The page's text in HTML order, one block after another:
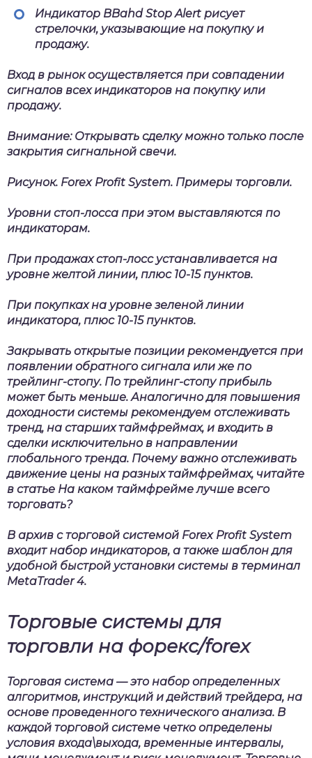
Индикатор BBahd Stop Alert рисует
стрелочки, указывающие на покупку и
продажу.
Вход в рынокосуществляется при совпадении
сигналов всех индикаторов на покупку или
продажу.
Внимание:Открывать сделку можно только после
закрытия сигнальной свечи.
Рисунок. Forex Profit System. Примеры торговли.
Уровни стоп-лосса при этом выставляются по
индикаторам.
При продажах стоп-лосс устанавливается на
уровне желтой линии, плюс 10-15 пунктов.
При покупках на уровне зеленой линии
индикатора, плюс 10-15 пунктов.
Закрывать открытые позиции рекомендуется при
появлении обратного сигнала или же по
трейлинг-стопу. По трейлинг-стопу прибыль
может быть меньше. Аналогично для повышения
доходности системы рекомендуем отслеживать
тренд, на старших таймфреймах, и входить в
сделки исключительно в направлении
глобального тренда. Почему важно отслеживать
движение цены на разных таймфреймах, читайте
в статье На каком таймфрейме лучше всего
торговать?
В архив с торговой системой Forex Profit System
входит набор индикаторов, а также шаблон для
удобной быстрой установки системы в терминал
MetaTrader 4.
Торговые системы для
торговли на форекс/forex
Торговая система — это набор определенных
алгоритмов, инструкций и действий трейдера, на
основе проведенного технического анализа. В
каждой торговой системе четко определены
условия входа\выхода, временные интервалы,